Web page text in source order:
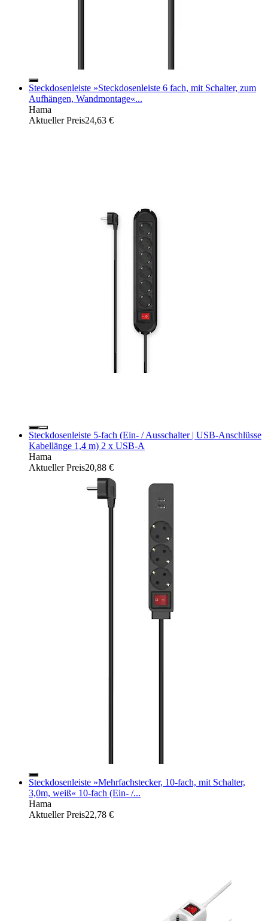
Steckdosenleiste »Steckdosenleiste 6 fach, mit Schalter, zum
Aufhängen, Wandmontage«...
Hama
Aktueller Preis24,63 €
Steckdosenleiste 5-fach (Ein- / Ausschalter | USB-Anschlüsse
Kabellänge 1,4 m) 2 x USB-A
Hama
Aktueller Preis20,88 €
Steckdosenleiste »Mehrfachstecker, 10-fach, mit Schalter,
3,0m, weiß« 10-fach (Ein- /...
Hama
Aktueller Preis22,78 €